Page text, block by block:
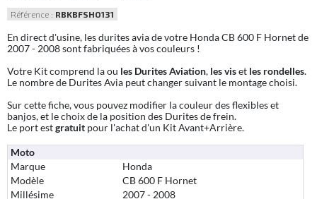
Référence : RBKBFSHO131
En direct d'usine, les durites avia de votre Honda CB 600 F Hornet de
2007 - 2008 sont fabriquées à vos couleurs !
Votre Kit comprend la ou les Durites Aviation, les viset les rondelles.
Le nombre de Durites Avia peut changer suivant le montage choisi.
Sur cette fiche, vous pouvez modifier la couleur des flexibles et
banjos, et le choix de la position des Durites de frein.
Le port estgratuit pour l'achat d'un Kit Avant+Arrière.
Moto
Marque
Honda
Modèle
CB 600 F Hornet
Millésime
2007 - 2008